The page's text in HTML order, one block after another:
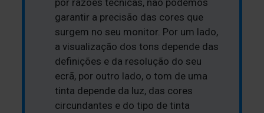
garantir a precisão das cores que
surgem no seu monitor. Por um lado,
a visualização dos tons depende das
definições e da resolução do seu
ecrã, por outro lado, o tom de uma
tinta depende da luz, das cores
circundantes e do tipo de tinta